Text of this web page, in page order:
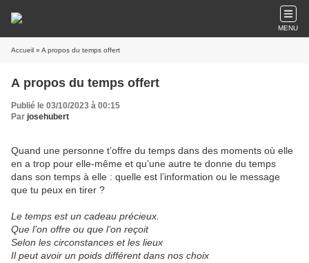
MENU
Accueil » A propos du temps offert
A propos du temps offert
Publié le 03/10/2023 à 00:15
Par josehubert
Quand une personne t’offre du temps dans des moments où elle
en a trop pour elle-même et qu’une autre te donne du temps
dans son temps à elle : quelle est l’information ou le message
que tu peux en tirer ?
Le temps est un cadeau précieux.
Que l’on offre ou que l’on reçoit
Selon les circonstances et les lieux
Il peut avoir un poids différent dans nos choix